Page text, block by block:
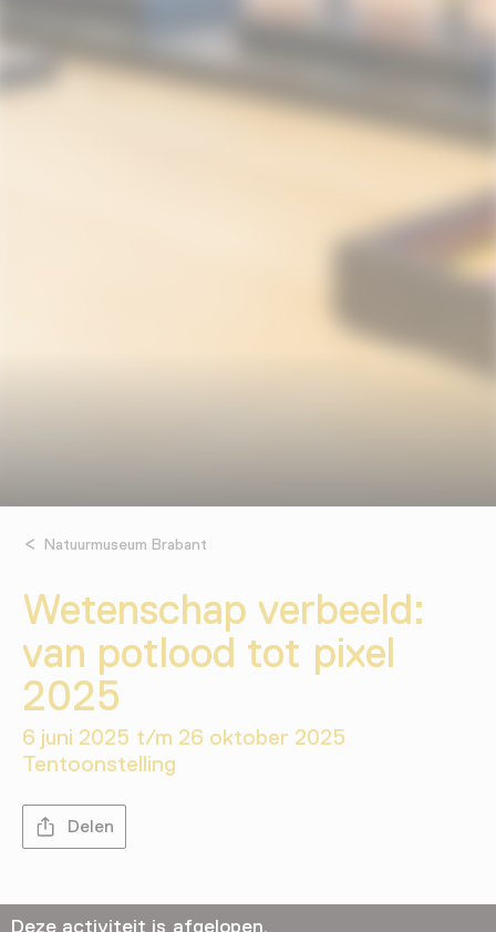
Natuurmuseum Brabant
Wetenschap verbeeld:
van potlood tot pixel
2025
6 juni 2025 t/m 26 oktober 2025
Tentoonstelling
Delen
Deze activiteit is afgelopen.